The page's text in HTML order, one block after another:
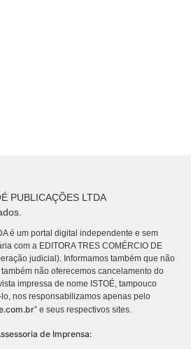
PUBLICAÇÕES LTDA
é um portal digital independente e sem
com a EDITORA TRES COMÉRCIO DE
judicial). Informamos também que não
não oferecemos cancelamento do
impressa de nome ISTOÉ, tampouco
nos responsabilizamos apenas pelo
” e seus respectivos sites.
de Imprensa: